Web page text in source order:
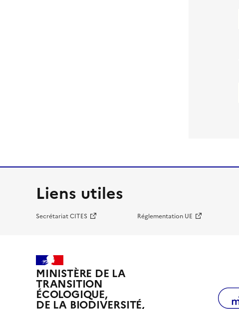
Liens utiles
Secrétariat CITES Réglementation UE
MINISTÈRE DE LA
TRANSITION
ÉCOLOGIQUE,
DE LA BIODIVERSITÉ,